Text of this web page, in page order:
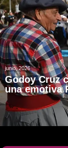
junio, 2026
Godoy Cruz
una emotiva